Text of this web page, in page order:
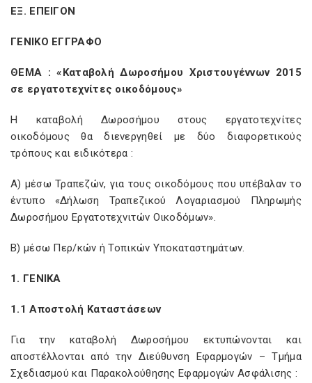
ΕΞ. ΕΠΕΙΓΟΝ
ΓΕΝΙΚΟ ΕΓΓΡΑΦΟ
ΘΕΜΑ : «Καταβολή Δωροσήμου Χριστουγέννων 2015
σε εργατοτεχνίτες οικοδόμους»
Η καταβολή Δωροσήμου στους εργατοτεχνίτες
οικοδόμους θα διενεργηθεί με δύο διαφορετικούς
τρόπους και ειδικότερα :
Α) μέσω Τραπεζών, για τους οικοδόμους που υπέβαλαν το
έντυπο «Δήλωση Τραπεζικού Λογαριασμού Πληρωμής
Δωροσήμου Εργατοτεχνιτών Οικοδόμων».
Β) μέσω Περ/κών ή Τοπικών Υποκαταστημάτων.
1. ΓΕΝΙΚΑ
1.1 Αποστολή Καταστάσεων
Για την καταβολή Δωροσήμου εκτυπώνονται και
αποστέλλονται από την Διεύθυνση Εφαρμογών – Τμήμα
Σχεδιασμού και Παρακολούθησης Εφαρμογών Ασφάλισης :